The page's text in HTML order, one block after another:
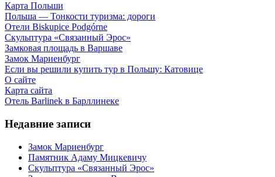
Карта Польши
Польша — Тонкости туризма: дороги
Отели Biskupice Podgórne
Скульптура «Связанный Эрос»
Замковая площадь в Варшаве
Замок Мариенбург
Если вы решили купить тур в Польшу: Катовице
О сайте
Карта сайта
Отель Barlinek в Барллинеке
Недавние записи
Замок Мариенбург
Памятник Адаму Мицкевичу
Скульптура «Связанный Эрос»